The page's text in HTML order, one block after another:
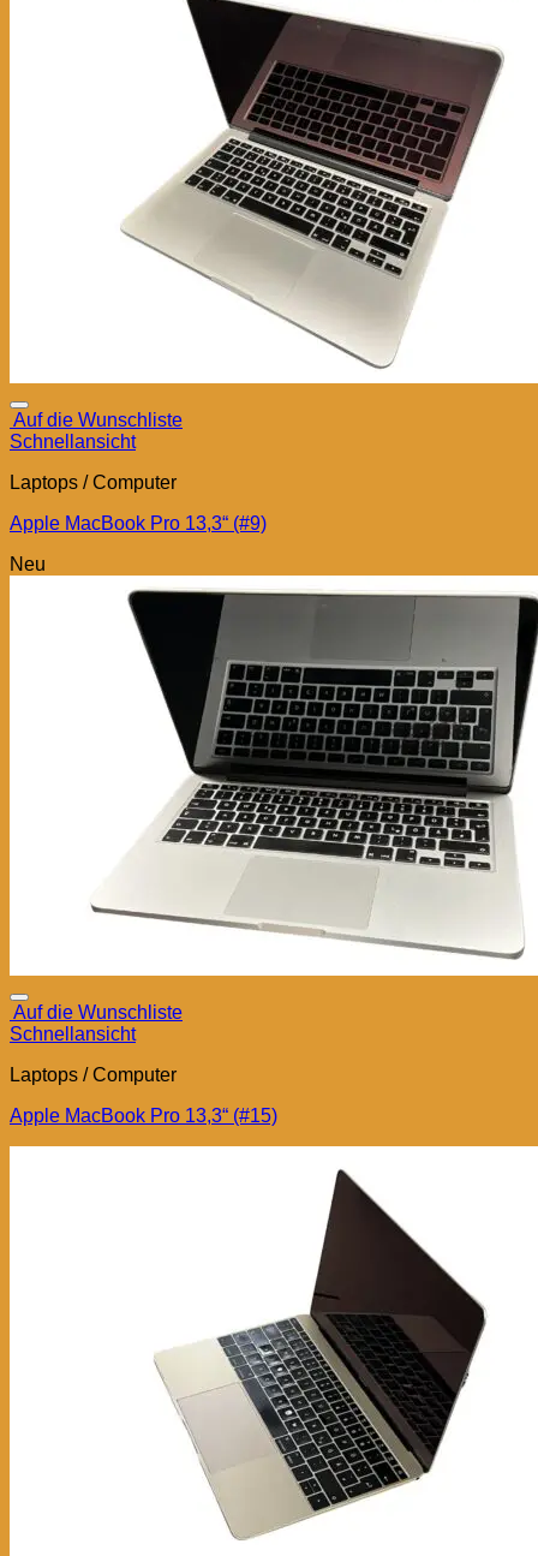
Auf die Wunschliste
Schnellansicht
Laptops / Computer
Apple MacBook Pro 13,3“ (#9)
Neu
Auf die Wunschliste
Schnellansicht
Laptops / Computer
Apple MacBook Pro 13,3“ (#15)